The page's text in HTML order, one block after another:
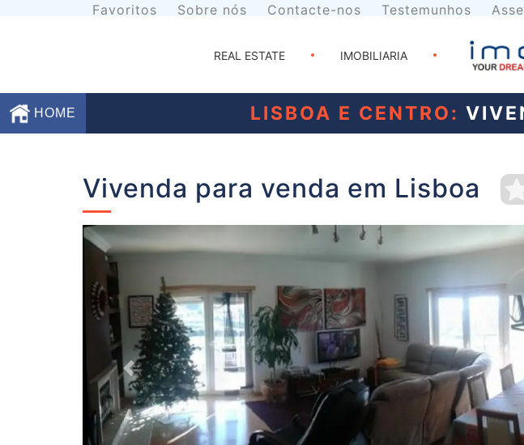
Favoritos Sobre nós Contacte-nos Testemunhos
REAL ESTATE IMOBILIARIA
HOME LISBOA E CENTRO:
Condições
Testemunhos
Vivenda para venda em Lisboa
Previous